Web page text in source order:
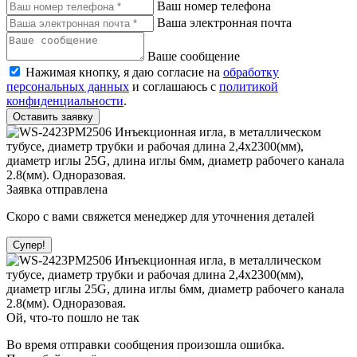
Ваш номер телефона
Ваша электронная почта
Ваше сообщение
Нажимая кнопку, я даю согласие на обработку
персональных данных и соглашаюсь с политикой
конфиденциальности.
Оставить заявку
Заявка отправлена
Скоро с вами свяжется менеджер для уточнения деталей
Супер!
Ой, что-то пошло не так
Во время отправки сообщения произошла ошибка.